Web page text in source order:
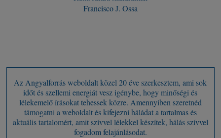
Francisco J. Ossa
Az Angyalforrás weboldalt közel 20 éve szerkesztem, ami sok
időt és szellemi energiát vesz igénybe, hogy minőségi és
lélekemelő írásokat tehessek közre. Amennyiben szeretnéd
támogatni a weboldalt és kifejezni háládat a tartalmas és
aktuális tartalomért, amit szívvel lélekkel készítek, hálás szívvel
fogadom felajánlásodat.